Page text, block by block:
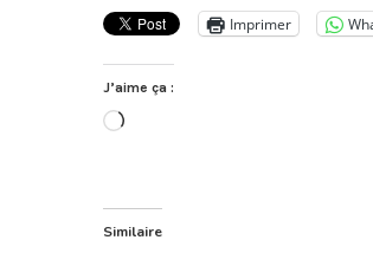
Imprimer
J’aime ça :
Chargement…
Similaire